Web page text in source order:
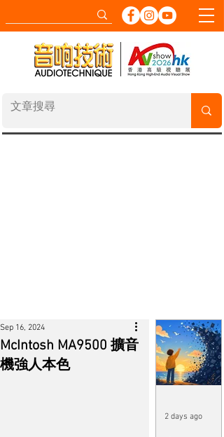
McIntosh MA9500 擴音
機強人本色
Sep 16, 2024
2 days ago